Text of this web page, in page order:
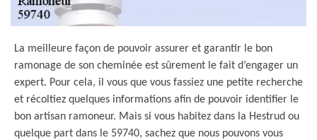
La meilleure façon de pouvoir assurer et garantir le bon
ramonage de son cheminée est sûrement le fait d’engager un
expert. Pour cela, il vous que vous fassiez une petite recherche
et récoltiez quelques informations afin de pouvoir identifier le
bon artisan ramoneur. Mais si vous habitez dans la Hestrud ou
quelque part dans le 59740, sachez que nous pouvons vous